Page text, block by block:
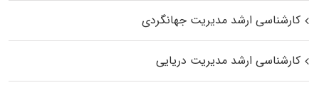
کارشناسی ارشد مدیریت جهانگردی
کارشناسی ارشد مدیریت دریایی